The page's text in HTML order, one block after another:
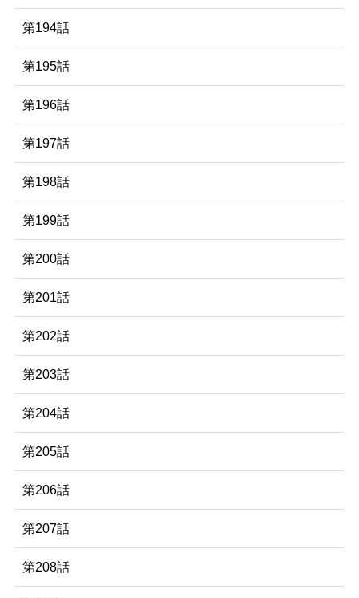
第194話
第195話
第196話
第197話
第198話
第199話
第200話
第201話
第202話
第203話
第204話
第205話
第206話
第207話
第208話